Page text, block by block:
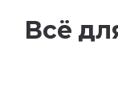
Всё